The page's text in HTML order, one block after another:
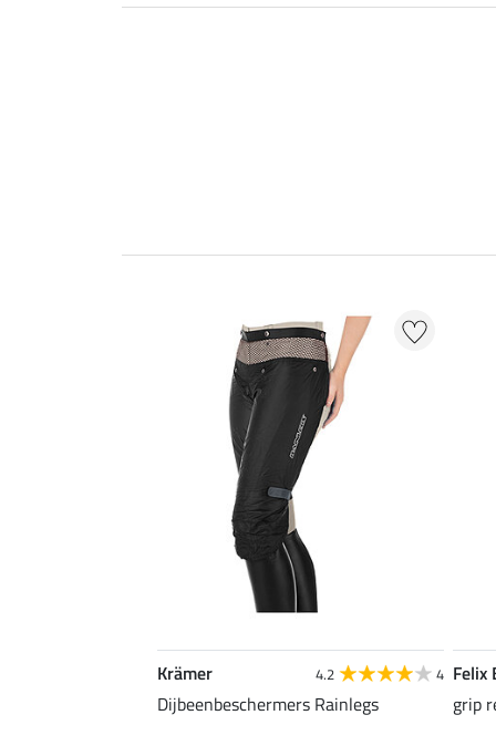
Krämer 4.2 4
Dijbeenbeschermers Rainlegs
Felix
grip